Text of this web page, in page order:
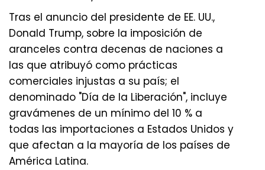
Tras el anuncio del presidente de EE. UU.,
Donald Trump, sobre la imposición de
aranceles contra decenas de naciones a
las que atribuyó como prácticas
comerciales injustas a su país; el
denominado "Día de la Liberación", incluye
gravámenes de un mínimo del 10 % a
todas las importaciones a Estados Unidos y
que afectan a la mayoría de los países de
América Latina.